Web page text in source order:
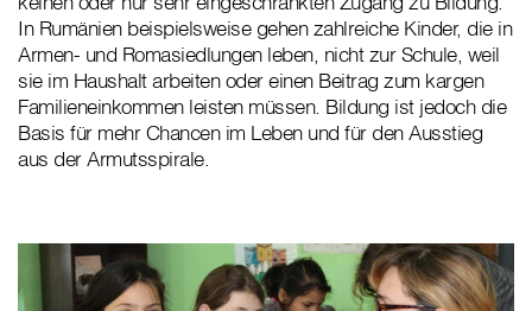
In Rumänien beispielsweise gehen zahlreiche Kinder, die in
Armen- und Romasiedlungen leben, nicht zur Schule, weil
sie im Haushalt arbeiten oder einen Beitrag zum kargen
Familieneinkommen leisten müssen. Bildung ist jedoch die
Basis für mehr Chancen im Leben und für den Ausstieg
aus der Armutsspirale.